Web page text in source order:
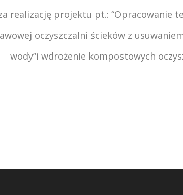
realizację projektu pt.: “Opracowanie
oczyszczalni ścieków z
wody”i wdrożenie kompostowych